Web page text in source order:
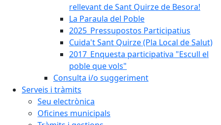
rellevant de Sant Quirze de Besora!
La Paraula del Poble
2025_Pressupostos Participatius
Cuida't Sant Quirze (Pla Local de Salut)
2017_Enquesta participativa "Escull el
poble que vols"
Consulta i/o suggeriment
Serveis i tràmits
Seu electrònica
Oficines municipals